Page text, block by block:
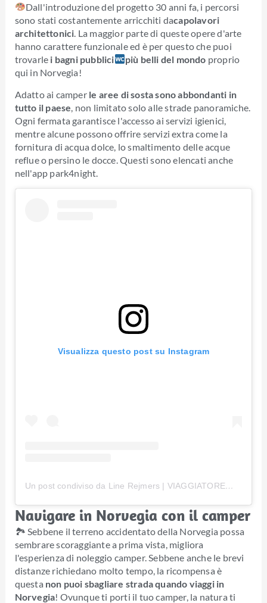
Dall'introduzione del progetto 30 anni fa, i percorsi
sono stati costantemente arricchiti dacapolavori
architettonici . La maggior parte di queste opere d'arte
hanno carattere funzionale ed è per questo che puoi
trovarle i bagni pubblici più belli del mondo proprio
qui in Norvegia!
Adatto ai camper le aree di sosta sono abbondanti in
tutto il paese , non limitato solo alle strade panoramiche.
Ogni fermata garantisce l'accesso ai servizi igienici,
mentre alcune possono offrire servizi extra come la
fornitura di acqua dolce, lo smaltimento delle acque
reflue o persino le docce. Questi sono elencati anche
nell'app park4night.
Visualizza questo post su Instagram
Un post condiviso da Line Rejmers | VIAGGIATORE
Navigare in Norvegia con il camper
🏞 Sebbene il terreno accidentato della Norvegia possa
sembrare scoraggiante a prima vista, migliora
l'esperienza di noleggio camper. Sebbene anche le brevi
distanze richiedano molto tempo, la ricompensa è
questa non puoi sbagliare strada quando viaggi in
Norvegia! Ovunque ti porti il tuo camper, la natura ti